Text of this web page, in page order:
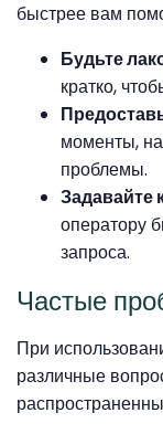
быстрее вам
Будьте
кратко,
моменты,
проблемы.
Задавайте
оператору
запроса.
Частые
При
различные